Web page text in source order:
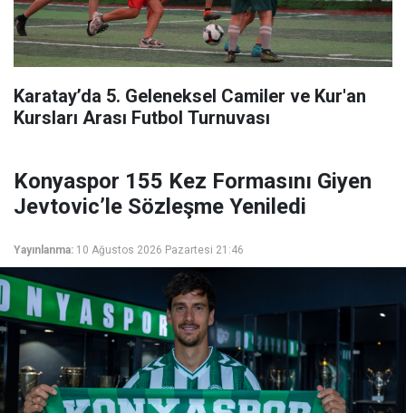
Karatay’da 5. Geleneksel Camiler ve Kur'an
Kursları Arası Futbol Turnuvası
Konyaspor 155 Kez Formasını Giyen
Jevtovic’le Sözleşme Yeniledi
Yayınlanma: 10 Ağustos 2026 Pazartesi 21:46